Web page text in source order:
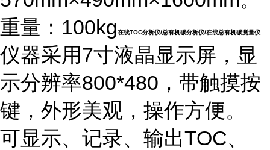
重量：100kg在线TOC分析仪/总有机碳分析仪/在线总有机碳测量仪
仪器采用7寸液晶显示屏，显
示分辨率800*480，带触摸按
键，外形美观，操作方便。
可显示、记录、输出TOC、